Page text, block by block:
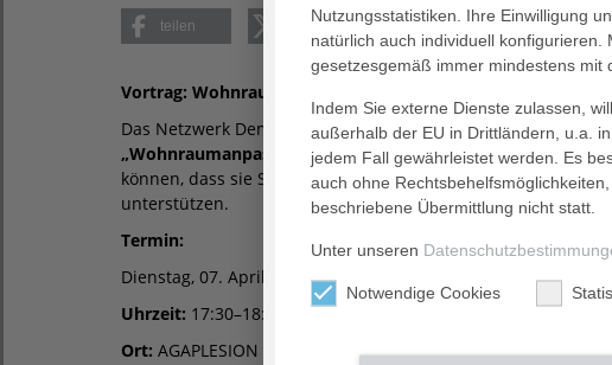
teilen posten teilen mitteilen
Vortrag: Wohnraumanpassung im Alter
Das Netzwerk Demenz Heidelberg lädt zu einem
„Wohnraumanpassung im Alter“ein. Im Mittelpunkt steht
können, dass sie Sicherheit, Selbstständigkeit und
unterstützen.
Termin:
Dienstag, 07. April 2026
Uhrzeit: 17:30–18:30 Uhr
Ort: AGAPLESION BETHANIEN KRANKENHAUS
Nutzungsstatistiken. Ihre Einwilligung
natürlich auch individuell konfigurieren.
gesetzesgemäß immer mindestens mit
Indem Sie externe Dienste zulassen,
außerhalb der EU in Drittländern, u.a.
jedem Fall gewährleistet werden. Es
auch ohne
beschriebene Übermittlung nicht statt.
Unter unseren
Notwendige Cookies